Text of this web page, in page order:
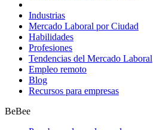
Industrias
Mercado Laboral por Ciudad
Habilidades
Profesiones
Tendencias del Mercado Laboral
Empleo remoto
Blog
Recursos para empresas
BeBee